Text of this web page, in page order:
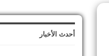
أحدث الأخبار